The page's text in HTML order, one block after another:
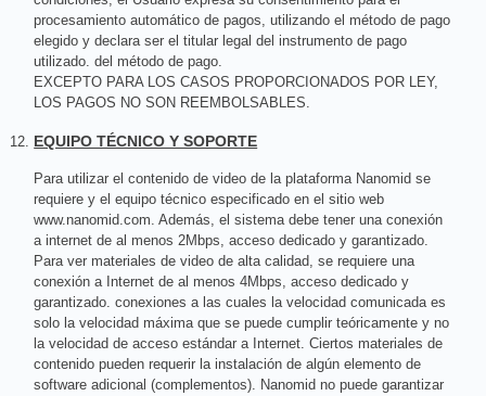
procesamiento automático de pagos, utilizando el método de pago
elegido y declara ser el titular legal del instrumento de pago
utilizado. del método de pago.
EXCEPTO PARA LOS CASOS PROPORCIONADOS POR LEY,
LOS PAGOS NO SON REEMBOLSABLES.
EQUIPO TÉCNICO Y SOPORTE
Para utilizar el contenido de video de la plataforma Nanomid se
requiere y el equipo técnico especificado en el sitio web
www.nanomid.com. Además, el sistema debe tener una conexión
a internet de al menos 2Mbps, acceso dedicado y garantizado.
Para ver materiales de video de alta calidad, se requiere una
conexión a Internet de al menos 4Mbps, acceso dedicado y
garantizado. conexiones a las cuales la velocidad comunicada es
solo la velocidad máxima que se puede cumplir teóricamente y no
la velocidad de acceso estándar a Internet. Ciertos materiales de
contenido pueden requerir la instalación de algún elemento de
software adicional (complementos). Nanomid no puede garantizar